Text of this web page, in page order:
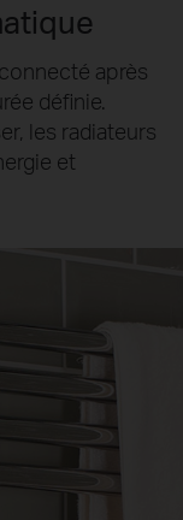
après
définie.
les radiateurs
et